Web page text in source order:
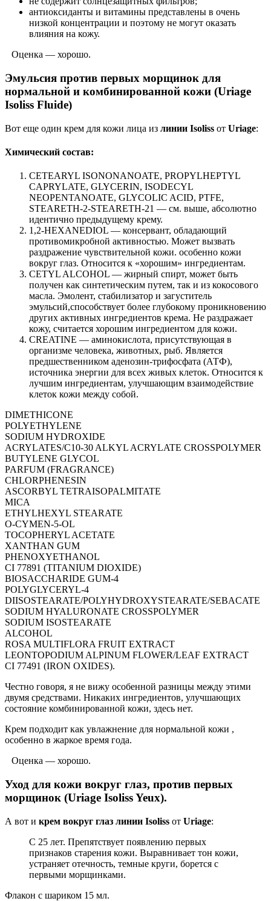
антиоксиданты и витамины представлены в очень
низкой концентрации и поэтому не могут оказать
влияния на кожу.
Оценка — хорошо.
Эмульсия против первых морщинок для
нормальной и комбинированной кожи (Uriage
Isoliss Fluide)
Вот еще один крем для кожи лица из линии Isoliss от Uriage:
Химический состав:
CETEARYL ISONONANOATE, PROPYLHEPTYL
CAPRYLATE, GLYCERIN, ISODECYL
NEOPENTANOATE, GLYCOLIC ACID, PTFE,
STEARETH-2-STEARETH-21 — см. выше, абсолютно
идентично предыдущему крему.
1,2-HEXANEDIOL — консервант, обладающий
противомикробной активностью. Может вызвать
раздражение чувствительной кожи. особенно кожи
вокруг глаз. Относится к «хорошим» ингредиентам.
CETYL ALCOHOL — жирный спирт, может быть
получен как синтетическим путем, так и из кокосового
масла. Эмолент, стабилизатор и загуститель
эмульсий,способствует более глубокому проникновению
других активных ингредиентов крема. Не раздражает
кожу, считается хорошим ингредиентом для кожи.
CREATINE — аминокислота, присутствующая в
организме человека, животных, рыб. Является
предшественником аденозин-трифосфата (АТФ),
источника энергии для всех живых клеток. Относится к
лучшим ингредиентам, улучшающим взаимодействие
клеток кожи между собой.
DIMETHICONE
POLYETHYLENE
SODIUM HYDROXIDE
ACRYLATES/C10-30 ALKYL ACRYLATE CROSSPOLYMER
BUTYLENE GLYCOL
PARFUM (FRAGRANCE)
CHLORPHENESIN
ASCORBYL TETRAISOPALMITATE
MICA
ETHYLHEXYL STEARATE
O-CYMEN-5-OL
TOCOPHERYL ACETATE
XANTHAN GUM
PHENOXYETHANOL
CI 77891 (TITANIUM DIOXIDE)
BIOSACCHARIDE GUM-4
POLYGLYCERYL-4
DIISOSTEARATE/POLYHYDROXYSTEARATE/SEBACATE
SODIUM HYALURONATE CROSSPOLYMER
SODIUM ISOSTEARATE
ALCOHOL
ROSA MULTIFLORA FRUIT EXTRACT
LEONTOPODIUM ALPINUM FLOWER/LEAF EXTRACT
CI 77491 (IRON OXIDES).
Честно говоря, я не вижу особенной разницы между этими
двумя средствами. Никаких ингредиентов, улучшающих
состояние комбинированной кожи, здесь нет.
Крем подходит как увлажнение для нормальной кожи ,
особенно в жаркое время года.
Оценка — хорошо.
Уход для кожи вокруг глаз, против первых
морщинок (Uriage Isoliss Yeux).
А вот и крем вокруг глаз линии Isoliss от Uriage:
С 25 лет. Препятствует появлению первых
признаков старения кожи. Выравнивает тон кожи,
устраняет отечность, темные круги, борется с
первыми морщинками.
Флакон с шариком 15 мл.